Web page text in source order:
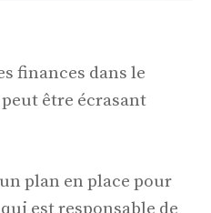
finances dans le
être écrasant
plan en place pour
est responsable de